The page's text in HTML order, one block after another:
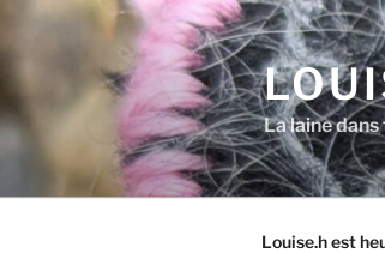
Aller
principal
La laine
Louise.h est